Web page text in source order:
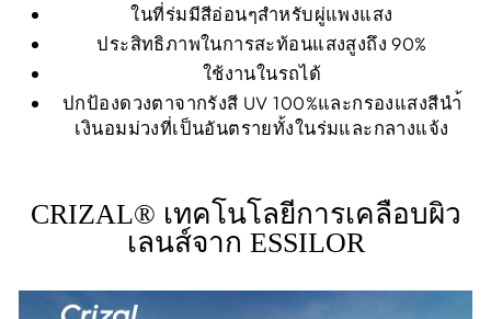
ในที่ร่มมีสีอ่อนๆสำหรับผู่แพงแสง
ประสิทธิภาพในการสะท้อนแสงสูงถึง 90%
ใช้งานในรถได้
ปกป้องดวงตาจากรังสี UV 100%และกรองแสงสีนำ้
เงินอมม่วงที่เป็นอันตรายทั้งในร่มและกลางแจ้ง
CRIZAL® เทคโนโลยีการเคลือบผิว
เลนส์จาก ESSILOR